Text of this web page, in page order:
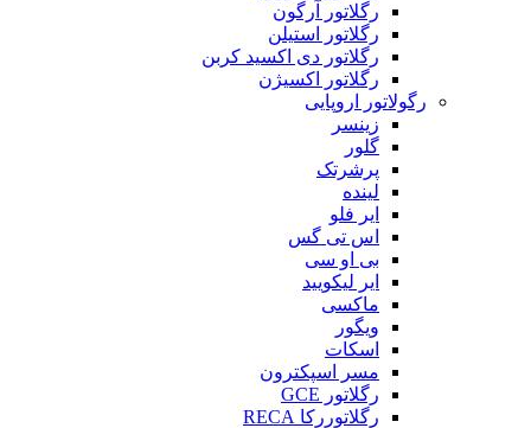
رگلاتور آرگون
رگلاتور استیلن
رگلاتور دی اکسید کربن
رگلاتور اکسیژن
رگولاتور اروپایی
زینسر
گلور
پرشرتک
لینده
ایر فلو
اس تی گس
بی او سی
ایر لیکویید
ماکسی
ویگور
اسکات
مسر اسپکترون
رگلاتور GCE
رگلاتوررکا RECA